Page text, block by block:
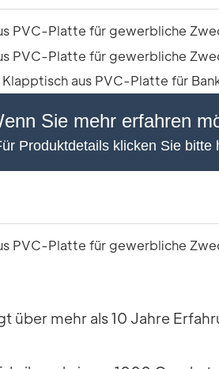
Sie mehr erfahren
Produktdetails klicken Sie bitte
über mehr als 10 Jahre